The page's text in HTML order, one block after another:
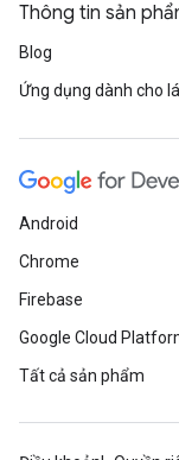
Thông tin sản
Blog
Ứng dụng dành cho
Android
Chrome
Firebase
Google Cloud
Tất cả sản phẩm